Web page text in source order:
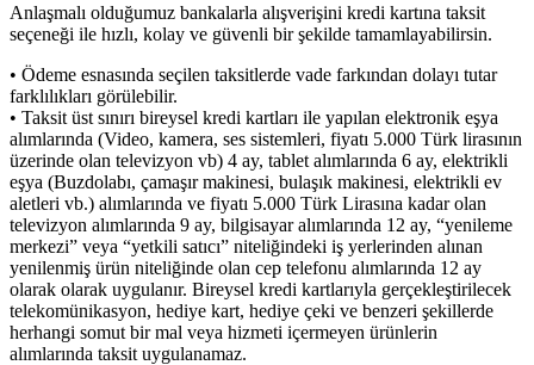
Anlaşmalı olduğumuz bankalarla alışverişini kredi kartına taksit
seçeneği ile hızlı, kolay ve güvenli bir şekilde tamamlayabilirsin.
• Ödeme esnasında seçilen taksitlerde vade farkından dolayı tutar
farklılıkları görülebilir.
• Taksit üst sınırı bireysel kredi kartları ile yapılan elektronik eşya
alımlarında (Video, kamera, ses sistemleri, fiyatı 5.000 Türk lirasının
üzerinde olan televizyon vb) 4 ay, tablet alımlarında 6 ay, elektrikli
eşya (Buzdolabı, çamaşır makinesi, bulaşık makinesi, elektrikli ev
aletleri vb.) alımlarında ve fiyatı 5.000 Türk Lirasına kadar olan
televizyon alımlarında 9 ay, bilgisayar alımlarında 12 ay, “yenileme
merkezi” veya “yetkili satıcı” niteliğindeki iş yerlerinden alınan
yenilenmiş ürün niteliğinde olan cep telefonu alımlarında 12 ay
olarak olarak uygulanır. Bireysel kredi kartlarıyla gerçekleştirilecek
telekomünikasyon, hediye kart, hediye çeki ve benzeri şekillerde
herhangi somut bir mal veya hizmeti içermeyen ürünlerin
alımlarında taksit uygulanamaz.